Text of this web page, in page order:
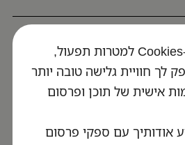
תוכן
חזרו אליי
האתר עושה שימוש ב-Cookies למטרות תפעול,
לך חוויית גלישה טובה יותר
אישית של תוכן ופרסום
אודותיך עם ספקי פרסום